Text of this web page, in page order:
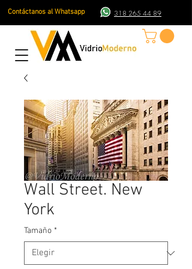
Contáctanos al Whatsapp 318 265 44 89
Wall Street. New
York
Tamaño *